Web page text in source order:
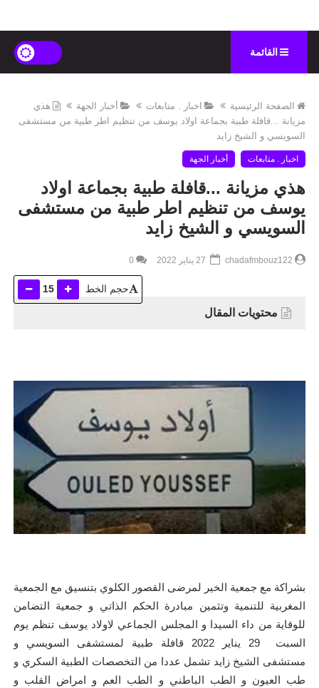
القائمة
الصفحة الرئيسية اخبار . متابعات أخبار الجهة
هذي
مزيانة ...قافلة طبية بجماعة اولاد يوسف من تنظيم اطر طبية من مستشفى
السويسي و الشيخ زايد
اخبار . متابعات أخبار الجهة
هذي مزيانة ...قافلة طبية بجماعة اولاد
يوسف من تنظيم اطر طبية من مستشفى
السويسي و الشيخ زايد
chadafmbouz122
0
حجم الخط 15
محتويات المقال
بشراكة مع جمعية الخير لمرضى القصور الكلوي بتنسيق مع الجمعية
المغربية للتنمية وتثمين مبادرة الحكم الذاتي و جمعية التضامن
للوقاية من داء السيدا و المجلس الجماعي لاولاد يوسف تنظم يوم
السبت 29 يناير 2022 قافلة طبية لمستشفى السويسي و
مستشفى الشيخ زايد تشمل عددا من التخصصات الطبية السكري و
طب العيون و الطب الباطني و الطب العم و امراض القلب و